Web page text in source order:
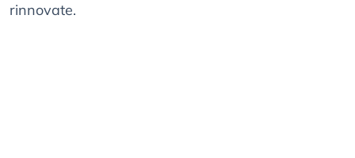
rinnovate.